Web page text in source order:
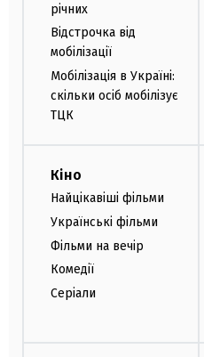
річних
Відстрочка від
мобілізації
Мобілізація в Україні:
скільки осіб мобілізує
ТЦК
Кіно
Найцікавіші фільми
Українські фільми
Фільми на вечір
Комедії
Серіали